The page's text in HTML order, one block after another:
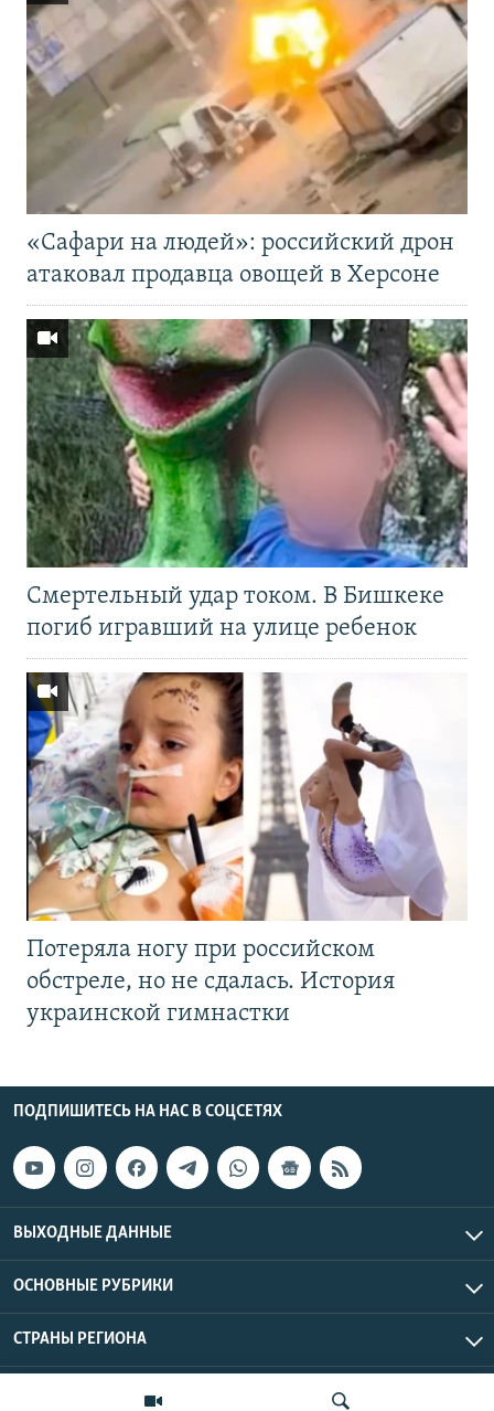
«Cафари на людей»: российский дрон
атаковал продавца овощей в Херсоне
Смертельный удар током. В Бишкеке
погиб игравший на улице ребенок
Потеряла ногу при российском
обстреле, но не сдалась. История
украинской гимнастки
ПОДПИШИТЕСЬ НА НАС В СОЦСЕТЯХ
ВЫХОДНЫЕ ДАННЫЕ
ОСНОВНЫЕ РУБРИКИ
СТРАНЫ РЕГИОНА
Азаттык Азия © 2026 RFE/RL, Inc. | Все права защищены.